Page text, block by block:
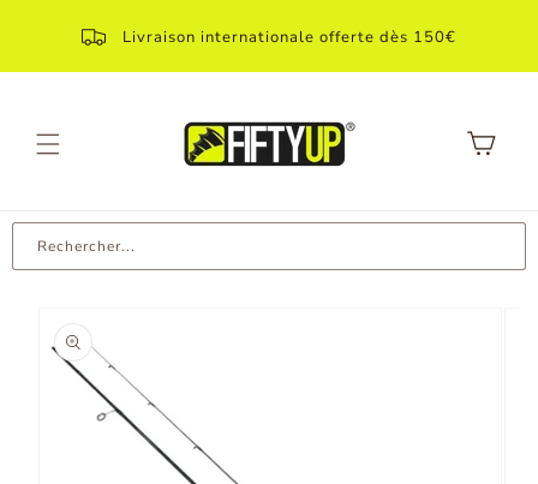
directement
au contenu
Livraison internationale offerte dès 150€
Panier
Rechercher...
informations
produit